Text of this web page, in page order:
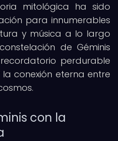
mitológica ha sido
para innumerables
y música a lo largo
de Géminis
perdurable
conexión eterna entre
con la